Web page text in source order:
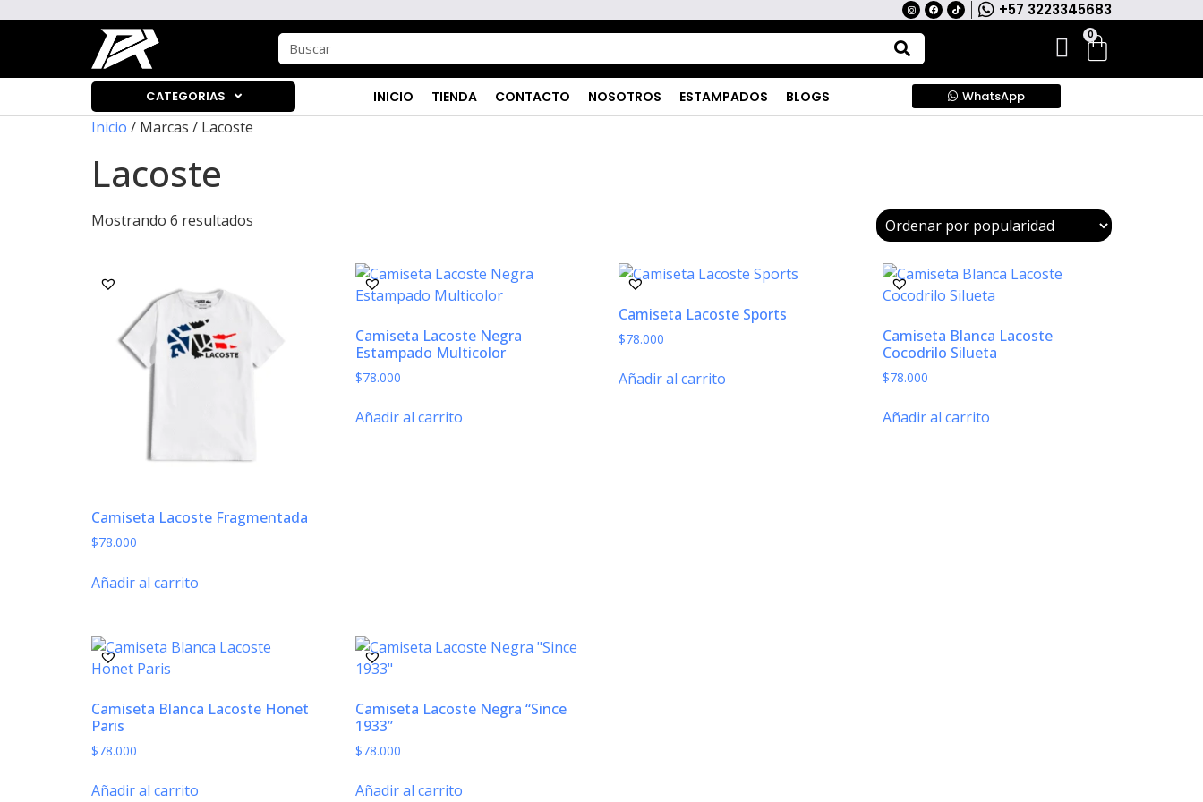
+57 3223345683
0
CATEGORIAS INICIO TIENDA CONTACTO NOSOTROS ESTAMPADOS BLOGS WhatsApp
Inicio / Marcas / Lacoste
Lacoste
Mostrando 6 resultados
Camiseta Lacoste Fragmentada
$78.000
Añadir al carrito
Camiseta Lacoste Negra
Estampado Multicolor
$78.000
Añadir al carrito
Camiseta Lacoste Sports
$78.000
Añadir al carrito
Camiseta Blanca Lacoste
Cocodrilo Silueta
$78.000
Añadir al carrito
Camiseta Blanca Lacoste Honet
Paris
$78.000
Añadir al carrito
Camiseta Lacoste Negra “Since
1933”
$78.000
Añadir al carrito